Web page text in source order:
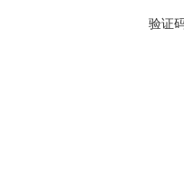
验证